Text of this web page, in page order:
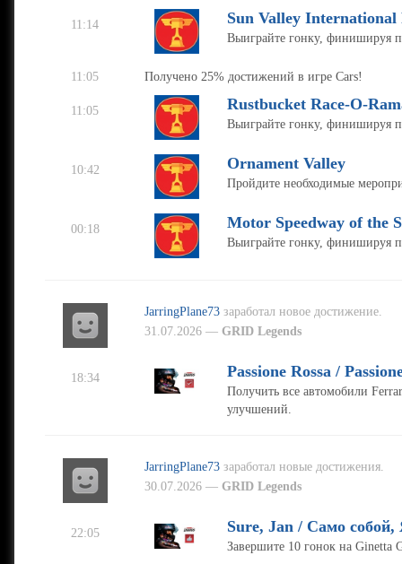
11:14 Sun Valley International
Выиграйте гонку, финишируя
11:05 Получено 25% достижений в игре Cars!
11:05 Rustbucket Race-O-
Выиграйте гонку, финишируя
10:42 Ornament Valley
Пройдите необходимые
00:18 Motor Speedway of the
Выиграйте гонку, финишируя
JarringPlane73 заработал новое достижение.
31.07.2026 —GRID Legends
18:34 Passione Rossa /
Получить все автомобили
улучшений.
JarringPlane73 заработал новые достижения.
30.07.2026 —GRID Legends
22:05 Sure, Jan / Само собой,
Завершите 10 гонок на Ginetta